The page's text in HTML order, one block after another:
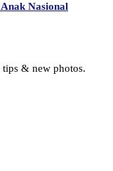
Nasional
tips & new photos.